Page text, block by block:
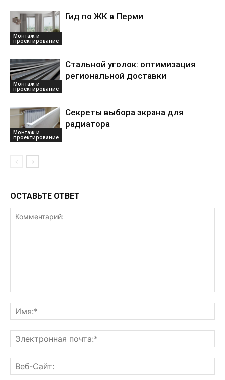
Монтаж и
проектирование
Гид по ЖК в Перми
Монтаж и
проектирование
Стальной уголок: оптимизация
региональной доставки
Монтаж и
проектирование
Секреты выбора экрана для
радиатора
ОСТАВЬТЕ ОТВЕТ